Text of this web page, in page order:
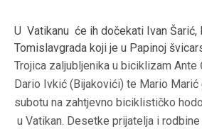
U Vatikanu će ih dočekati Ivan Šarić,
Tomislavgrada koji je u Papinoj
Trojica zaljubljenika u biciklizam Ante
Dario Ivkić (Bijakovići) te Mario
subotu na zahtjevno biciklističko
u Vatikan. Desetke prijatelja i